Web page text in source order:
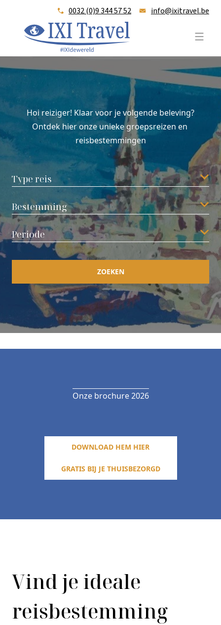
0032 (0)9 344 57 52
info@ixitravel.be
IXI-travel_logo_TAGLINE_oog_color
Hoi reiziger! Klaar voor je volgende beleving?
Ontdek hier onze unieke groepsreizen en
reisbestemmingen
ZOEKEN
Onze brochure 2026
DOWNLOAD HEM HIER
GRATIS BIJ JE THUISBEZORGD
Vind je ideale
reisbestemming